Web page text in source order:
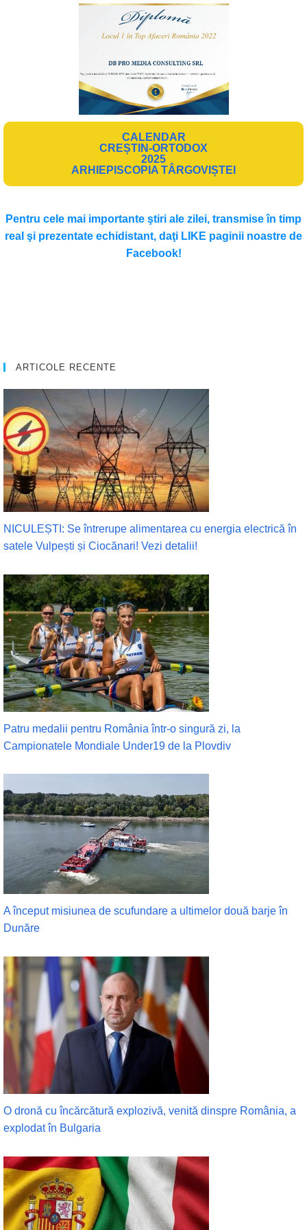
CALENDAR
CREȘTIN-ORTODOX
2025
ARHIEPISCOPIA TÂRGOVIȘTEI
Pentru cele mai importante ştiri ale zilei, transmise în timp
real şi prezentate echidistant, daţi LIKE paginii noastre de
Facebook!
ARTICOLE RECENTE
NICULEȘTI: Se întrerupe alimentarea cu energia electrică în
satele Vulpești și Ciocănari! Vezi detalii!
Patru medalii pentru România într-o singură zi, la
Campionatele Mondiale Under19 de la Plovdiv
A început misiunea de scufundare a ultimelor două barje în
Dunăre
O dronă cu încărcătură explozivă, venită dinspre România, a
explodat în Bulgaria